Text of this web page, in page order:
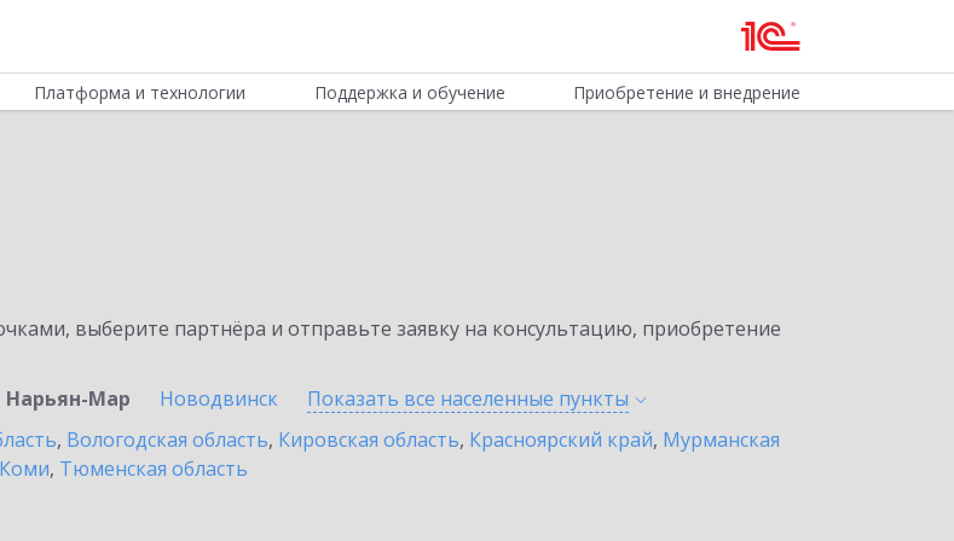
Платформа и технологии Поддержка и обучение Приобретение и внедрение
выберите партнёра и отправьте заявку на консультацию, приобретение
Нарьян-Мар Новодвинск Показать все населенные пункты
, Вологодская область, Кировская область, Красноярский край, Мурманская
, Тюменская область